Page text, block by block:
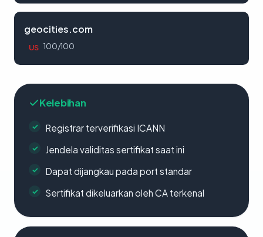
geocities.com
US 100/100
Kelebihan
Registrar terverifikasi ICANN
Jendela validitas sertifikat saat ini
Dapat dijangkau pada port standar
Sertifikat dikeluarkan oleh CA terkenal